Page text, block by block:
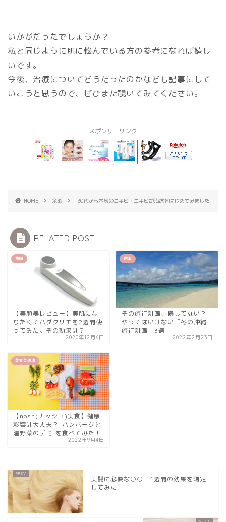
いかがだったでしょうか？
私と同じように肌に悩んでいる方の参考になれば嬉し
いです。
今後、治療についてどうだったのかなども記事にして
いこうと思うので、ぜひまた覗いてみてください。
スポンサーリンク
HOME 余暇 30代から本気のニキビ・ニキビ跡治療をはじめてみました
RELATED POST
余暇
【美顔器レビュー】美肌にな
りたくてハダクリエを2週間使
ってみた。その効果は？
2020年12月6日
余暇
その旅行計画、損してない？
やってはいけない「冬の沖縄
旅行計画」3選
2022年2月23日
美容と健康
【nosh(ナッシュ)実食】健康
影響は大丈夫？"ハンバーグと
温野菜のデミ"を食べてみた！
2022年9月4日
美髪に必要な○○！1週間の効果を測定
してみた